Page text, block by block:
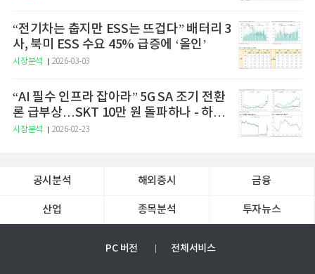
“전기차는 춥지만 ESS는 뜨겁다” 배터리 3
사, 북미 ESS 수요 45% 급증에 ‘올인’
시장분석 2026-03-03
“AI 필수 인프라 잡아라” 5G SA 조기 전환
론 급부상…SKT 10만 원 돌파하나 - 하나
증권
시장분석 2026-02-23
공시분석 해외증시 금융
산업 종목분석 투자뉴스
PC 버전 전체서비스